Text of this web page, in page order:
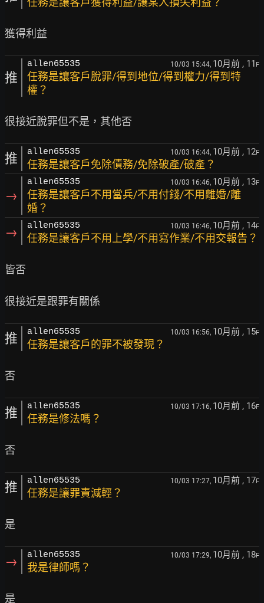
推
allen65535 10/03 15:44, 10月前 , 11 F
任務是讓客戶脫罪/得到地位/得到權力/得到特
權？
推 allen65535 10/03 16:44, 10月前 , 12F
任務是讓客戶免除債務/免除破產/破產？
→
allen65535 10/03 16:46, 10月前 , 13F
任務是讓客戶不用當兵/不用付錢/不用離婚/離
婚？
→ allen65535 10/03 16:46, 10月前 , 14F
任務是讓客戶不用上學/不用寫作業/不用交報告？
皆否
推 allen65535 10/03 16:56, 10月前 , 15F
任務是讓客戶的罪不被發現？
推 allen65535 10/03 17:16, 10月前 , 16F
任務是修法嗎？
推 allen65535 10/03 17:27, 10月前 , 17F
任務是讓罪責減輕？
→ allen65535 10/03 17:29, 10月前 , 18F
我是律師嗎？